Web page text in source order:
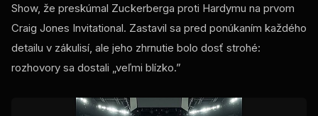
Show, že preskúmal Zuckerberga proti Hardymu na prvom
Craig Jones Invitational. Zastavil sa pred ponúkaním každého
detailu v zákulisí, ale jeho zhrnutie bolo dosť strohé:
rozhovory sa dostali „veľmi blízko.”